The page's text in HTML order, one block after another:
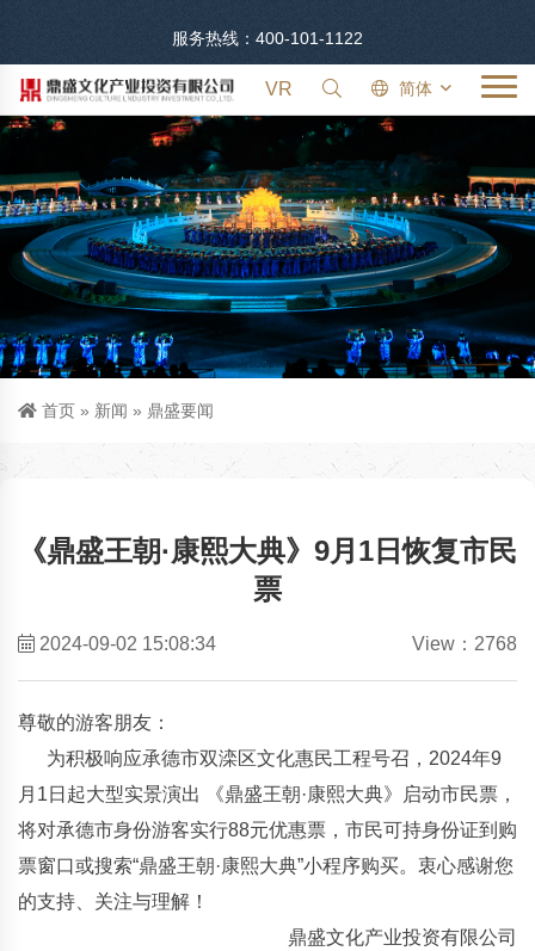
服务热线：400-101-1122
VR 简体
首页 » 新闻 » 鼎盛要闻
《鼎盛王朝·康熙大典》9月1日恢复市民
票
View：2768
2024-09-02 15:08:34
尊敬的游客朋友：
为积极响应承德市双滦区文化惠民工程号召，2024年9
月1日起大型实景演出 《鼎盛王朝·康熙大典》启动市民票，
将对承德市身份游客实行88元优惠票，市民可持身份证到购
票窗口或搜索“鼎盛王朝·康熙大典”小程序购买。衷心感谢您
的支持、关注与理解！
鼎盛文化产业投资有限公司